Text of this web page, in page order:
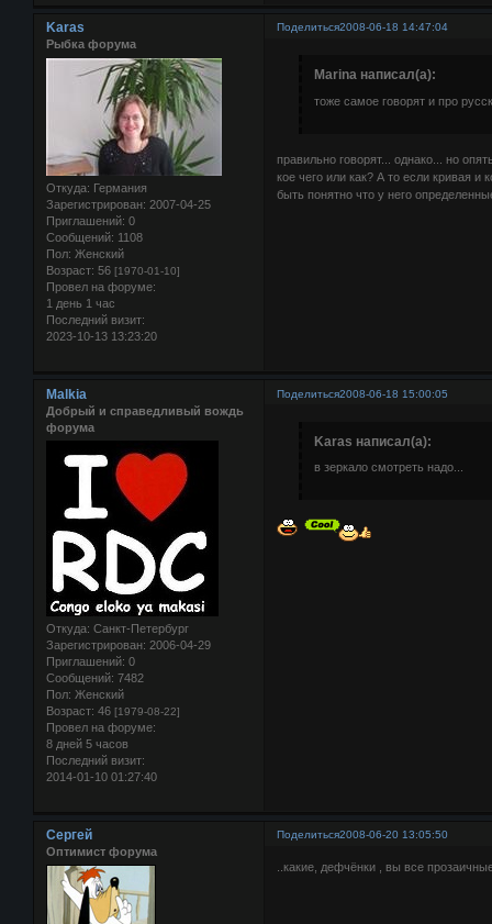
Поделиться2008-06-18 14:47:04
Karas
Рыбка форума
Откуда: Германия
Зарегистрирован: 2007-04-25
Приглашений: 0
Сообщений: 1108
Пол: Женский
Возраст: 56 [1970-01-10]
Провел на форуме:
1 день 1 час
Последний визит:
2023-10-13 13:23:20
Marina написал(а):
тоже самое говорят и про
правильно говорят... однако... но
кое чего или как? А то если кривая и
быть понятно что у него
Поделиться2008-06-18 15:00:05
Malkia
Добрый и справедливый вождь
форума
Откуда: Санкт-Петербург
Зарегистрирован: 2006-04-29
Приглашений: 0
Сообщений: 7482
Пол: Женский
Возраст: 46 [1979-08-22]
Провел на форуме:
8 дней 5 часов
Последний визит:
2014-01-10 01:27:40
Karas написал(а):
в зеркало смотреть надо...
Поделиться2008-06-20 13:05:50
Сергей
Оптимист форума
..какие, дефчёнки , вы все